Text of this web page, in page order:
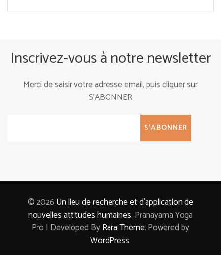
Inscrivez-vous à notre newsletter
Merci de saisir votre adresse email, puis cliquer sur
S'ABONNER
© 2026 Un lieu de recherche et d'application de
nouvelles attitudes humaines. Pranayama Yoga
Pro | Developed ByRara Theme. Powered by
WordPress.